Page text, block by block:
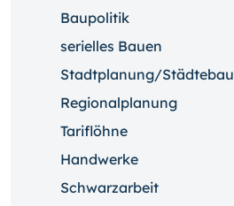
Baupolitik
serielles Bauen
Stadtplanung/Städtebau
Regionalplanung
Tariflöhne
Handwerke
Schwarzarbeit